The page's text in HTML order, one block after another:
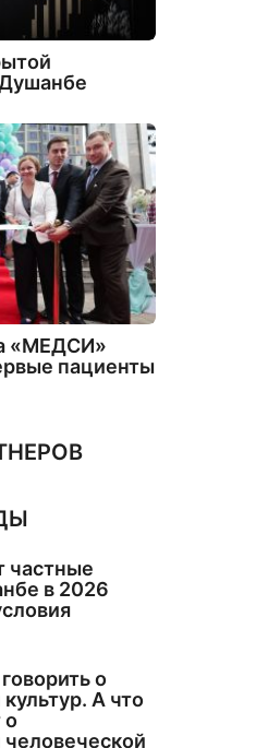
«МЕДСИ»
пациенты
частные
в 2026
о
А что
о
человеческой